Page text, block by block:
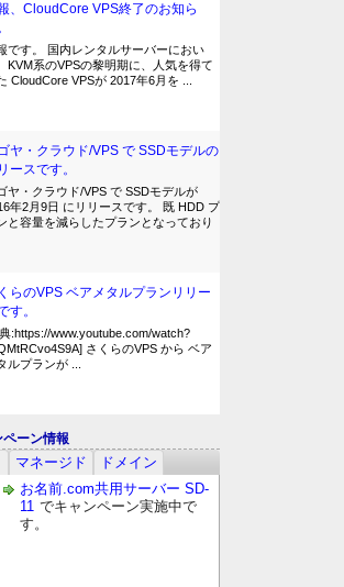
、CloudCore VPS終了のお知ら
です。 国内レンタルサーバーにおい
KVM系のVPSの黎明期に、人気を得て
CloudCore VPSが 2017年6月を ...
ヤ・クラウド/VPS で SSDモデルの
ースです。
ヤ・クラウド/VPS で SSDモデルが
年2月9日 にリリースです。 既 HDD プ
と容量を減らしたプランとなっており
らのVPS ベアメタルプランリリー
す。
:https://www.youtube.com/watch?
さくらのVPS から ベア
ルプランが ...
ーン情報
マネージド
ドメイン
お名前.com共用サーバー SD-
11 でキャンペーン実施中で
す。